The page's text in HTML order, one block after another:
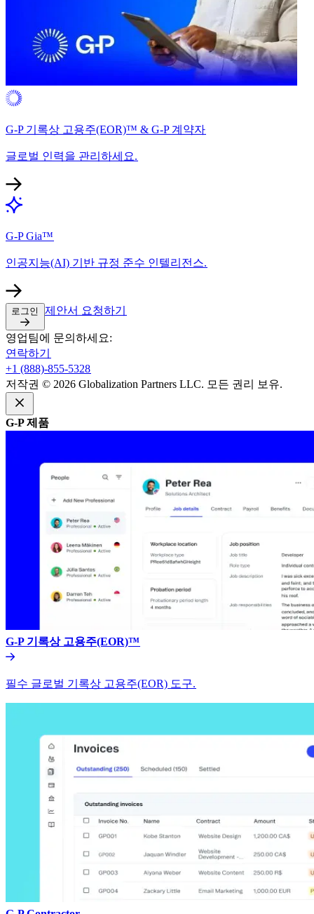
G-P 기록상 고용주(EOR)™ & G-P 계약자​​
글로벌 인력을 관리하세요.​​
G-P Gia™​​
인공지능(AI) 기반 규정 준수 인텔리전스.​​
로그인​​ 제안서 요청하기​​
영업팀에 문의하세요:​​
연락하기​​
+1 (888)-855-5328​​
저작권 © 2026 Globalization Partners LLC. 모든 권리 보유.​​
G-P 제품​​
G-P 기록상 고용주(EOR)™​​
필수 글로벌 기록상 고용주(EOR) 도구.​​